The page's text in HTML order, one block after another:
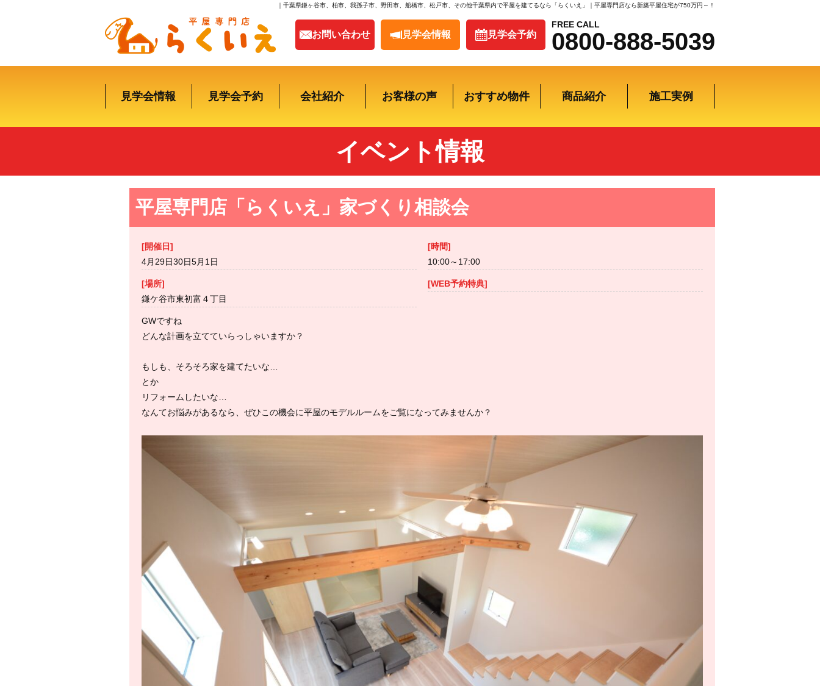
｜千葉県鎌ヶ谷市、柏市、我孫子市、野田市、船橋市、松戸市、その他千葉県内で平屋を建てるなら「らくいえ」｜平屋専門店なら新築平屋住宅が750万円～！
お問い合わせ 見学会情報 見学会予約
FREE CALL
0800-888-5039
見学会情報 見学会予約 会社紹介 お客様の声 おすすめ物件 商品紹介 施工実例
イベント情報
平屋専門店「らくいえ」家づくり相談会
[開催日]
4月29日30日5月1日
[場所]
鎌ケ谷市東初富４丁目
[時間]
10:00～17:00
[WEB予約特典]
GWですね
どんな計画を立てていらっしゃいますか？
もしも、そろそろ家を建てたいな…
とか
リフォームしたいな…
なんてお悩みがあるなら、ぜひこの機会に平屋のモデルルームをご覧になってみませんか？